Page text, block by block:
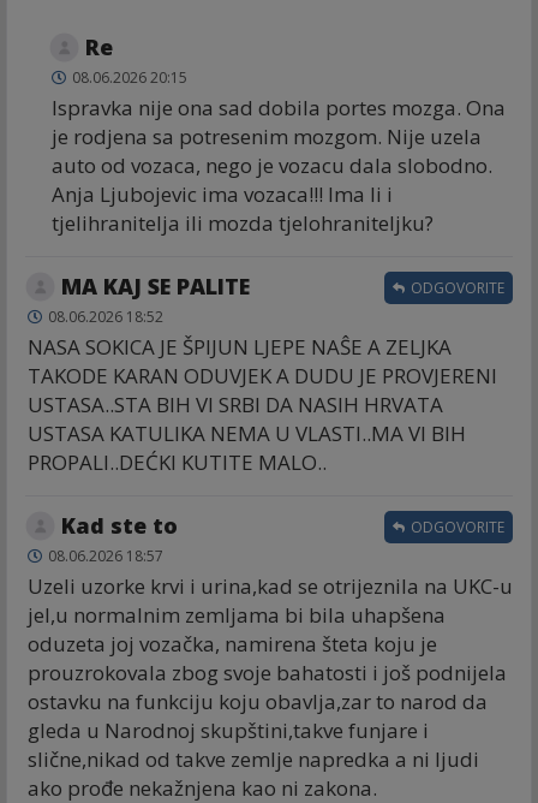
Re
08.06.2026 20:15
Ispravka nije ona sad dobila portes mozga. Ona
je rodjena sa potresenim mozgom. Nije uzela
auto od vozaca, nego je vozacu dala slobodno.
Anja Ljubojevic ima vozaca!!! Ima li i
tjelihranitelja ili mozda tjelohraniteljku?
MA KAJ SE PALITE
08.06.2026 18:52
NASA SOKICA JE ŠPIJUN LJEPE NAŜE A ZELJKA
TAKODE KARAN ODUVJEK A DUDU JE PROVJERENI
USTASA..STA BIH VI SRBI DA NASIH HRVATA
USTASA KATULIKA NEMA U VLASTI..MA VI BIH
PROPALI..DEĆKI KUTITE MALO..
ODGOVORITE
Kad ste to
08.06.2026 18:57
Uzeli uzorke krvi i urina,kad se otrijeznila na UKC-u
jel,u normalnim zemljama bi bila uhapšena
oduzeta joj vozačka, namirena šteta koju je
prouzrokovala zbog svoje bahatosti i još podnijela
ostavku na funkciju koju obavlja,zar to narod da
gleda u Narodnoj skupštini,takve funjare i
slične,nikad od takve zemlje napredka a ni ljudi
ako prođe nekažnjena kao ni zakona.
ODGOVORITE